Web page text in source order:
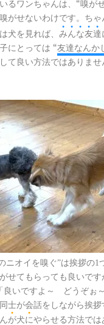
るワンちゃんは、 “嗅が
がせないわけです。ちゃ
犬を見れば、 み
●
ん
●
な
●
友
●
達
●
にとっては “友達なんか
て良い方法ではありませ
ニオイを嗅ぐ”は挨拶の1
がせてもらっても良いです
「良いですよ～ どうぞぉ～
士が会話をしながら挨拶
が
●
犬に
●
やらせる方法では